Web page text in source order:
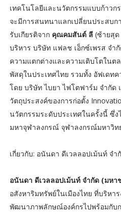
เทคโนโลยีและนวัตกรรมแบบก้าวก
จะมีการสนทนาแลกเปลี่ยนประสบ
รับเกียรติจาก คุณคมสันต์ ลี (ซ้ายสุด
บริหาร บริษัท แฟลช เอ็กซ์เพรส จ
ความแตกต่างและความเติบโตในต
พัสดุในประเทศไทย รวมทั้ง อัฟเดท
โดย บริษัท ไบยา ไฟโตฟาร์ม จำกัด
วัตถุประสงค์ของการก่อตั้ง
นวัตกรรมระดับประเทศในครั้งนี้ ซึ่
มหาจุฬาลงกรณ์ จุฬาลงกรณ์มหาวิท
เกี่ยวกับ: อนันดา ดีเวลลอปเม้นท์ จ
อนันดา ดีเวลลอปเม้นท์ จำกัด (มหา
อสังหาริมทรัพย์ในเมืองไทย ที่บริหา
พัฒนาภาพลักษณ์องค์กรไปพร้อมกับ